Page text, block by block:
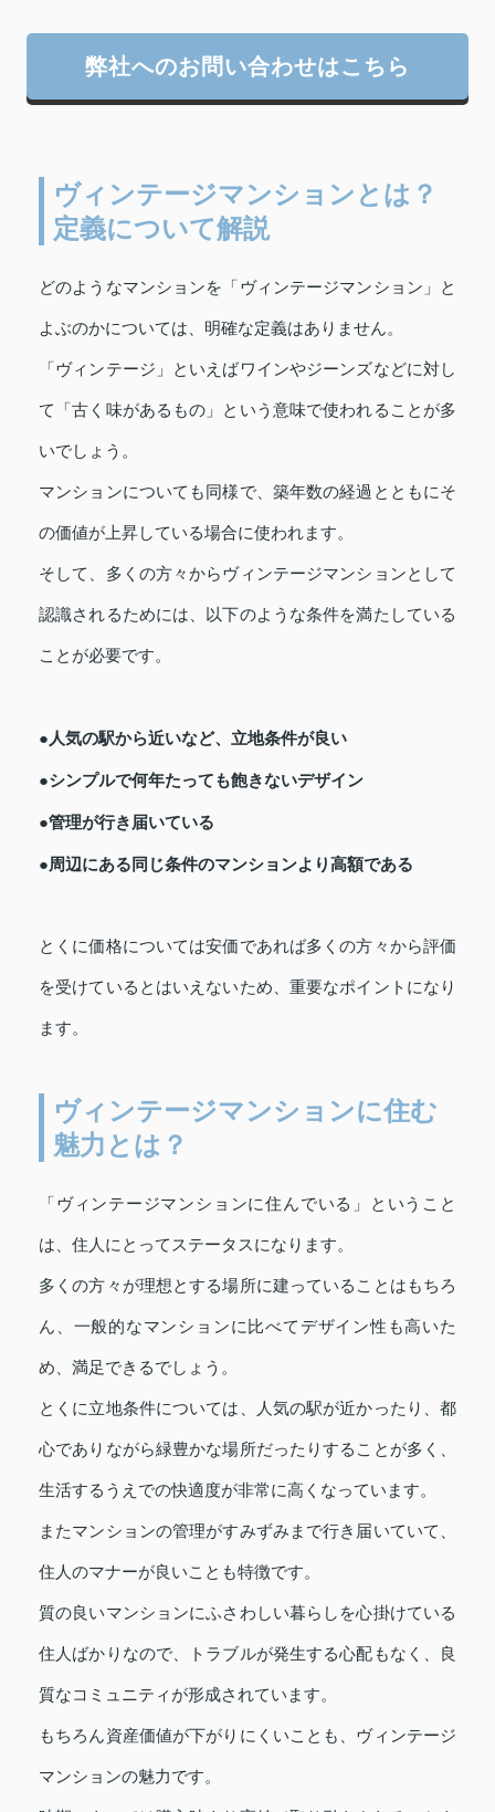
弊社へのお問い合わせはこちら
ヴィンテージマンションとは？
定義について解説
どのようなマンションを「ヴィンテージマンション」と
よぶのかについては、明確な定義はありません。
「ヴィンテージ」といえばワインやジーンズなどに対し
て「古く味があるもの」という意味で使われることが多
いでしょう。
マンションについても同様で、築年数の経過とともにそ
の価値が上昇している場合に使われます。
そして、多くの方々からヴィンテージマンションとして
認識されるためには、以下のような条件を満たしている
ことが必要です。
●人気の駅から近いなど、立地条件が良い
●シンプルで何年たっても飽きないデザイン
●管理が行き届いている
●周辺にある同じ条件のマンションより高額である
とくに価格については安価であれば多くの方々から評価
を受けているとはいえないため、重要なポイントになり
ます。
ヴィンテージマンションに住む
魅力とは？
「ヴィンテージマンションに住んでいる」ということ
は、住人にとってステータスになります。
多くの方々が理想とする場所に建っていることはもちろ
ん、一般的なマンションに比べてデザイン性も高いた
め、満足できるでしょう。
とくに立地条件については、人気の駅が近かったり、都
心でありながら緑豊かな場所だったりすることが多く、
生活するうえでの快適度が非常に高くなっています。
またマンションの管理がすみずみまで行き届いていて、
住人のマナーが良いことも特徴です。
質の良いマンションにふさわしい暮らしを心掛けている
住人ばかりなので、トラブルが発生する心配もなく、良
質なコミュニティが形成されています。
もちろん資産価値が下がりにくいことも、ヴィンテージ
マンションの魅力です。